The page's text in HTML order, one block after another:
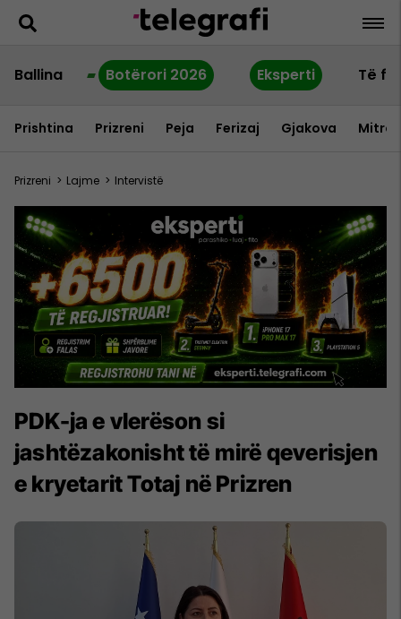
Ballina Botërori 2026 Eksperti Të
Prishtina Prizreni Peja Ferizaj Gjakova
Prizreni > Lajme > Intervistë
PDK-ja e vlerëson si
jashtëzakonisht të mirë qeverisjen
e kryetarit Totaj në Prizren